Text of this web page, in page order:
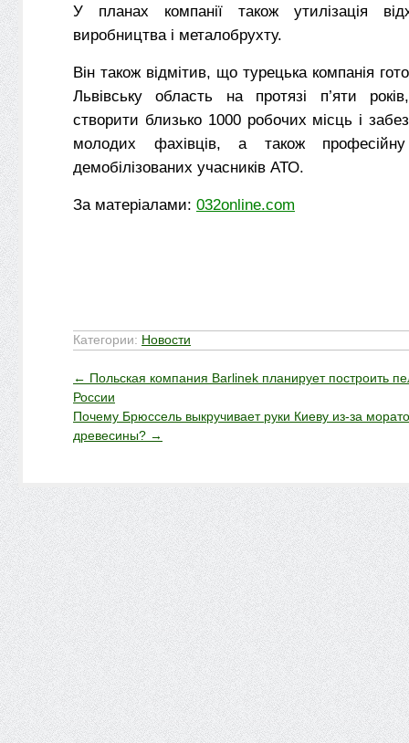
У планах компанії також утилізація
виробництва і металобрухту.
Він також відмітив, що турецька компанія
Львівську область на протязі п’яти
створити близько 1000 робочих місць і
молодих фахівців, а також професійну
демобілізованих учасників АТО.
За матеріалами: 032online.com
Категории: Новости
← Польская компания Barlinek планирует построить
России
Почему Брюссель выкручивает руки Киеву из-за
древесины? →